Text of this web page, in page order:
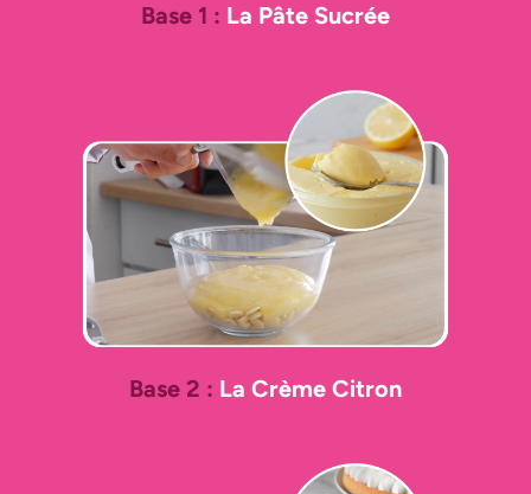
Base 1 : La Pâte Sucrée
Base 2 : La Crème Citron